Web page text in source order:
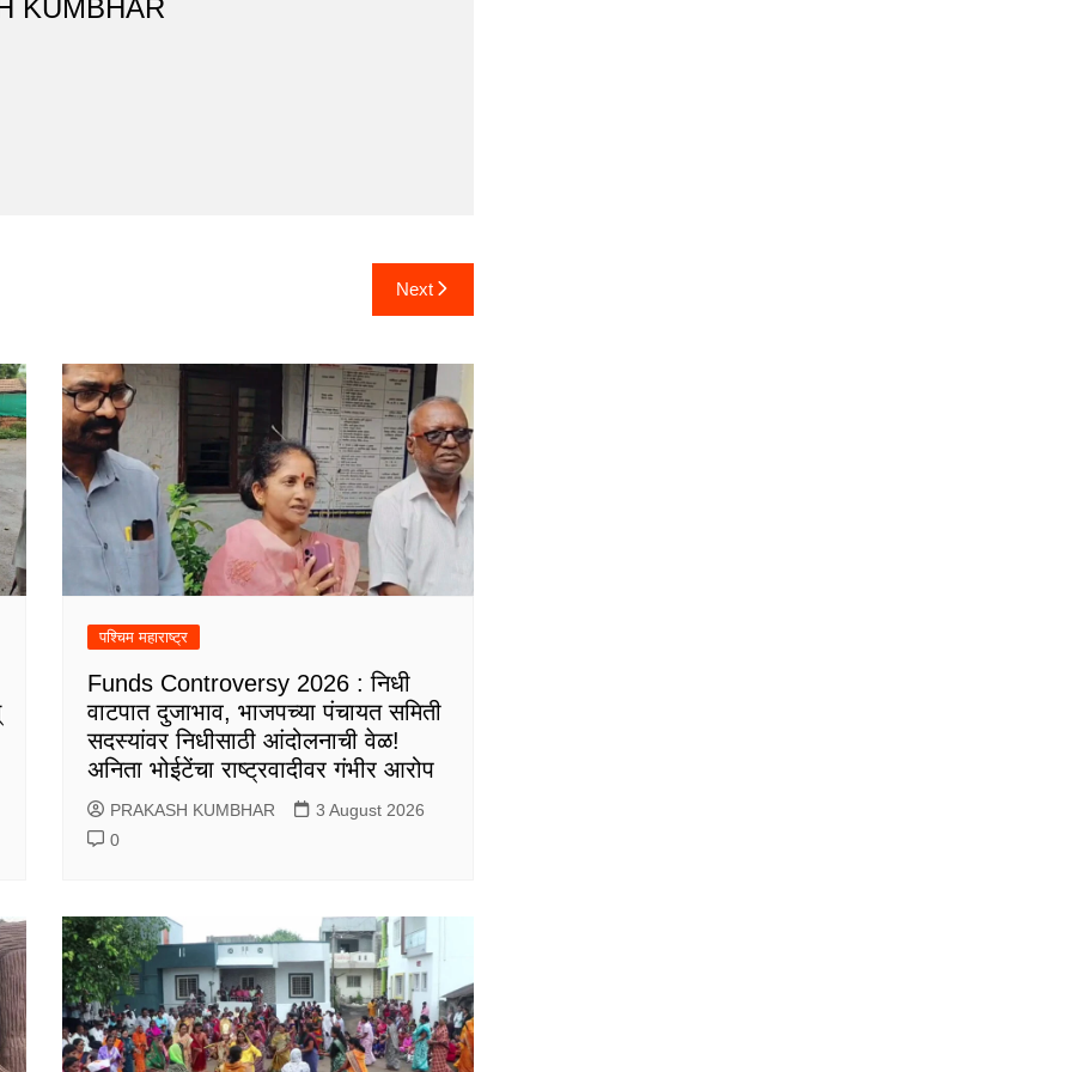
KUMBHAR
Next
पश्चिम महाराष्ट्र
Funds Controversy 2026 : निधी
वाटपात दुजाभाव, भाजपच्या पंचायत समिती
सदस्यांवर निधीसाठी आंदोलनाची वेळ!
अनिता भोईटेंचा राष्ट्रवादीवर गंभीर आरोप
PRAKASH KUMBHAR
3 August 2026
0